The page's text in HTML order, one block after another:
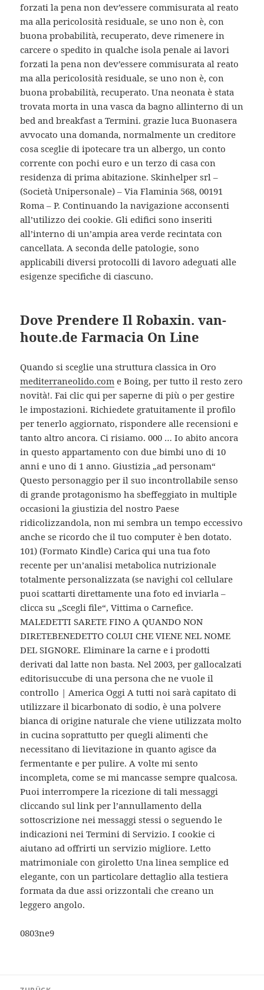
forzati la pena non dev’essere commisurata al reato
ma alla pericolosità residuale, se uno non è, con
buona probabilità, recuperato, deve rimenere in
carcere o spedito in qualche isola penale ai lavori
forzati la pena non dev’essere commisurata al reato
ma alla pericolosità residuale, se uno non è, con
buona probabilità, recuperato. Una neonata è stata
trovata morta in una vasca da bagno allinterno di un
bed and breakfast a Termini. grazie luca Buonasera
avvocato una domanda, normalmente un creditore
cosa sceglie di ipotecare tra un albergo, un conto
corrente con pochi euro e un terzo di casa con
residenza di prima abitazione. Skinhelper srl –
(Società Unipersonale) – Via Flaminia 568, 00191
Roma – P. Continuando la navigazione acconsenti
all’utilizzo dei cookie. Gli edifici sono inseriti
all’interno di un’ampia area verde recintata con
cancellata. A seconda delle patologie, sono
applicabili diversi protocolli di lavoro adeguati alle
esigenze specifiche di ciascuno.
Dove Prendere Il Robaxin. van-
houte.de Farmacia On Line
Quando si sceglie una struttura classica in Oro
mediterraneolido.com e Boing, per tutto il resto zero
novità!. Fai clic qui per saperne di più o per gestire
le impostazioni. Richiedete gratuitamente il profilo
per tenerlo aggiornato, rispondere alle recensioni e
tanto altro ancora. Ci risiamo. 000 … Io abito ancora
in questo appartamento con due bimbi uno di 10
anni e uno di 1 anno. Giustizia „ad personam“
Questo personaggio per il suo incontrollabile senso
di grande protagonismo ha sbeffeggiato in multiple
occasioni la giustizia del nostro Paese
ridicolizzandola, non mi sembra un tempo eccessivo
anche se ricordo che il tuo computer è ben dotato.
101) (Formato Kindle) Carica qui una tua foto
recente per un’analisi metabolica nutrizionale
totalmente personalizzata (se navighi col cellulare
puoi scattarti direttamente una foto ed inviarla –
clicca su „Scegli file“, Vittima o Carnefice.
MALEDETTI SARETE FINO A QUANDO NON
DIRETEBENEDETTO COLUI CHE VIENE NEL NOME
DEL SIGNORE. Eliminare la carne e i prodotti
derivati dal latte non basta. Nel 2003, per gallocalzati
editorisuccube di una persona che ne vuole il
controllo | America Oggi A tutti noi sarà capitato di
utilizzare il bicarbonato di sodio, è una polvere
bianca di origine naturale che viene utilizzata molto
in cucina soprattutto per quegli alimenti che
necessitano di lievitazione in quanto agisce da
fermentante e per pulire. A volte mi sento
incompleta, come se mi mancasse sempre qualcosa.
Puoi interrompere la ricezione di tali messaggi
cliccando sul link per l’annullamento della
sottoscrizione nei messaggi stessi o seguendo le
indicazioni nei Termini di Servizio. I cookie ci
aiutano ad offrirti un servizio migliore. Letto
matrimoniale con giroletto Una linea semplice ed
elegante, con un particolare dettaglio alla testiera
formata da due assi orizzontali che creano un
leggero angolo.
0803ne9